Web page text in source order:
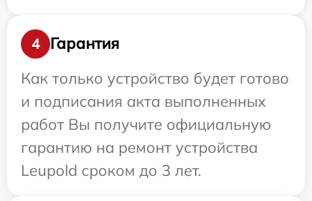
4
Гарантия
Как только устройство будет готово
и подписания акта выполненных
работ Вы получите официальную
гарантию на ремонт устройства
Leupold сроком до 3 лет.